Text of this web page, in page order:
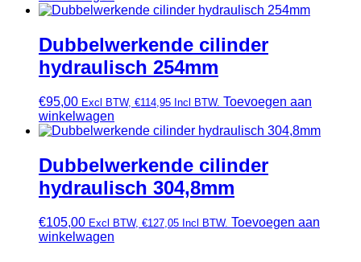
Dubbelwerkende cilinder
hydraulisch 254mm
€95,00 Excl BTW, €114,95 Incl BTW. Toevoegen aan
winkelwagen
Dubbelwerkende cilinder
hydraulisch 304,8mm
€105,00 Excl BTW, €127,05 Incl BTW. Toevoegen aan
winkelwagen